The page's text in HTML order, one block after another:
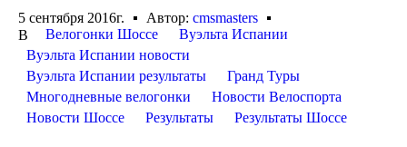
5 сентября 2016г.
Автор: cmsmasters
В
Велогонки Шоссе
Вуэльта Испании
Вуэльта Испании новости
Вуэльта Испании результаты
Гранд Туры
Многодневные велогонки
Новости Велоспорта
Новости Шоссе
Результаты Результаты Шоссе